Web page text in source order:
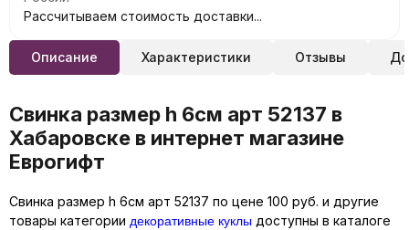
Рассчитываем стоимость доставки...
Описание Характеристики Отзывы
Свинка размер h 6см арт 52137 в
Хабаровске в интернет магазине
Еврогифт
Свинка размер h 6см арт 52137 по цене 100 руб. и другие
товары категории декоративные куклы доступны в каталоге